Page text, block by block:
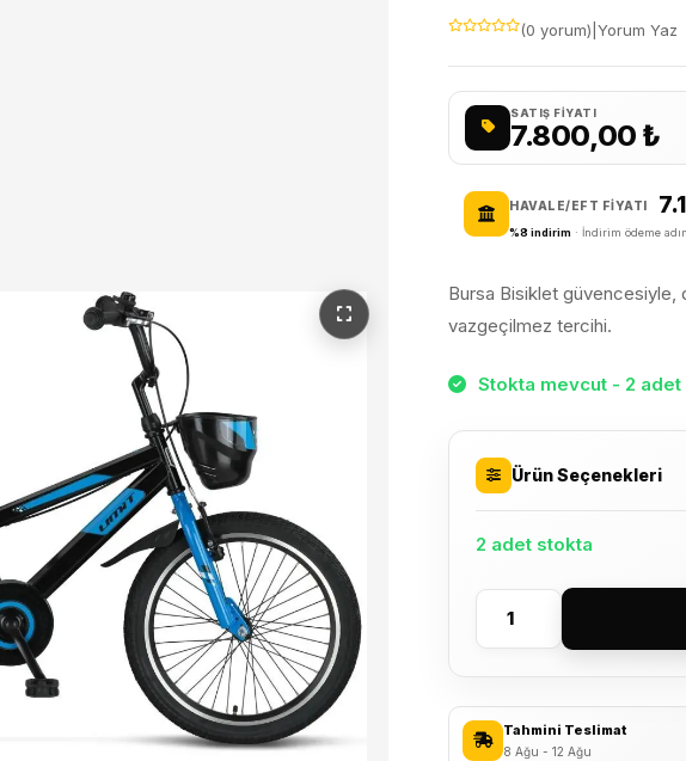
(0 yorum) Yorum Yaz
SATIŞ FIYATI
7.800,00 ₺
HAVALE/EFT FIYATI
%8 indirim · İndirim ödeme
Bursa Bisiklet güvencesiyle,
vazgeçilmez tercihi.
Stokta mevcut - 2 adet
Ürün Seçenekleri
2 adet stokta
2026
ST
20
Tahmini Teslimat
8 Ağu - 12 Ağu